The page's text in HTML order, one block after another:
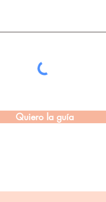
Quiero la guía